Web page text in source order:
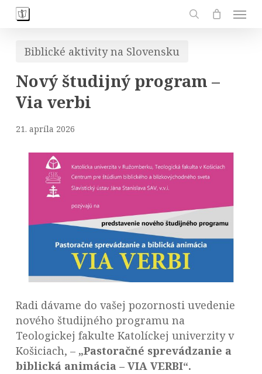
Skip
contentBiblické aktivity na Slovensku
Nový študijný program –
Via verbi
21. apríla 2026
Radi dávame do vašej pozornosti uvedenie
nového študijného programu na
Teologickej fakulte Katolíckej univerzity v
Košiciach, – „Pastoračné sprevádzanie a
biblická animácia – VIA VERBI“.